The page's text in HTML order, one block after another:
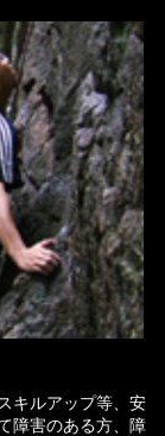
キルアップ等、安
障害のある方、障